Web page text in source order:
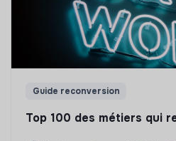
Guide reconversion
Top 100 des métiers qui